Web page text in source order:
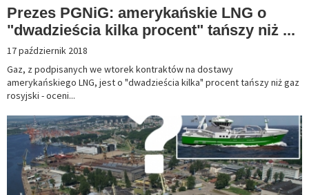
Prezes PGNiG: amerykańskie LNG o
"dwadzieścia kilka procent" tańszy niż ...
17 październik 2018
Gaz, z podpisanych we wtorek kontraktów na dostawy
amerykańskiego LNG, jest o "dwadzieścia kilka" procent tańszy niż gaz
rosyjski - oceni...